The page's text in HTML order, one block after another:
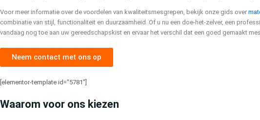
Voor meer informatie over de voordelen van kwaliteitsmesgrepen, bekijk onze gids over
combinatie van stijl, functionaliteit en duurzaamheid. Of u nu een doe-het-zelver, een
vandaag nog toe aan uw gereedschapskist en ervaar het verschil dat een goed gemaakt
Neem contact met ons op
[elementor-template id="5781"]
Waarom voor ons kiezen